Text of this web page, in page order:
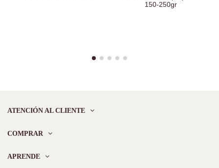
150-250gr
ATENCIÓN AL CLIENTE
COMPRAR
APRENDE